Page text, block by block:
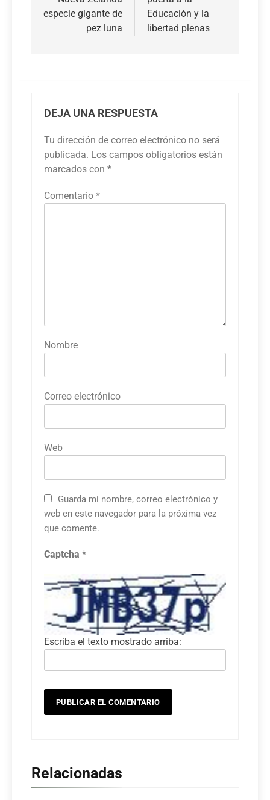
entradas
especie gigante de
pez luna
Educación y la
libertad plenas
DEJA UNA RESPUESTA
Tu dirección de correo electrónico no será
publicada. Los campos obligatorios están
marcados con *
Comentario *
Nombre
Correo electrónico
Web
Guarda mi nombre, correo electrónico y
web en este navegador para la próxima vez
que comente.
Captcha *
Escriba el texto mostrado arriba:
Relacionadas